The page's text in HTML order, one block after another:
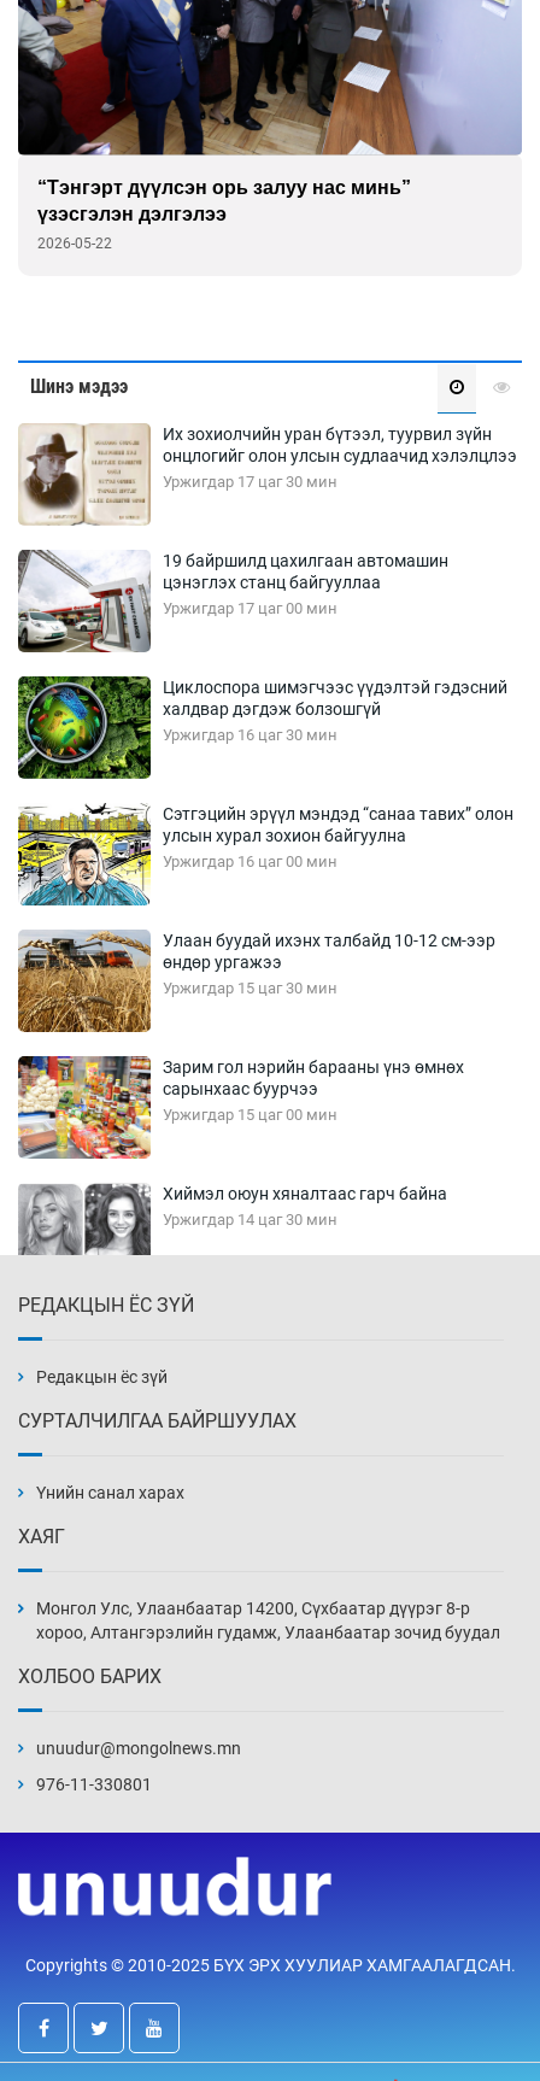
“Тэнгэрт дүүлсэн орь залуу нас минь”
үзэсгэлэн дэлгэлээ
2026-05-22
Шинэ мэдээ
Их зохиолчийн уран бүтээл, туурвил зүйн
онцлогийг олон улсын судлаачид хэлэлцлээ
Уржигдар 17 цаг 30 мин
19 байршилд цахилгаан автомашин
цэнэглэх станц байгууллаа
Уржигдар 17 цаг 00 мин
Циклоспора шимэгчээс үүдэлтэй гэдэсний
халдвар дэгдэж болзошгүй
Уржигдар 16 цаг 30 мин
Сэтгэцийн эрүүл мэндэд “санаа тавих” олон
улсын хурал зохион байгуулна
Уржигдар 16 цаг 00 мин
Улаан буудай ихэнх талбайд 10-12 см-ээр
өндөр ургажээ
Уржигдар 15 цаг 30 мин
Зарим гол нэрийн барааны үнэ өмнөх
сарынхаас буурчээ
Уржигдар 15 цаг 00 мин
Хиймэл оюун хяналтаас гарч байна
Уржигдар 14 цаг 30 мин
Уржигдар 14 цаг 00 мин
нэмэгджээ
Уржигдар 13 цаг 30 мин
Уржигдар 13 цаг 00 мин
Уржигдар 12 цаг 30 мин
үйлчилж буй гэв
Уржигдар 12 цаг 00 мин
РЕДАКЦЫН ЁС ЗҮЙ
Редакцын ёс зүй
СУРТАЛЧИЛГАА БАЙРШУУЛАХ
Үнийн санал харах
ХАЯГ
Монгол Улс, Улаанбаатар 14200, Сүхбаатар дүүрэг 8-р
хороо, Алтангэрэлийн гудамж, Улаанбаатар зочид буудал
ХОЛБОО БАРИХ
unuudur@mongolnews.mn
976-11-330801
Copyrights © 2010-2025 БҮХ ЭРХ ХУУЛИАР ХАМГААЛАГДСАН.